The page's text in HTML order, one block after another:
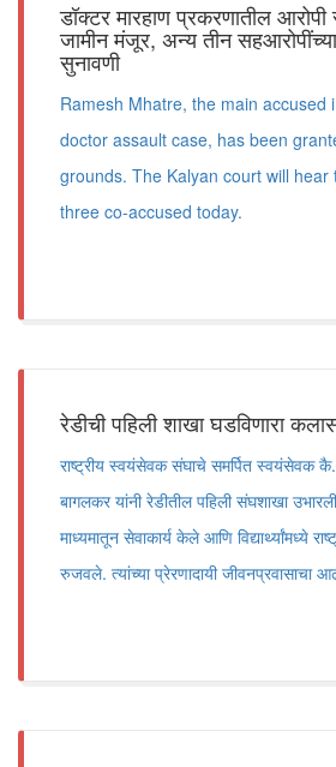
डॉक्टर मारहाण प्रकरणातील आरोपी
जामीन मंजूर, अन्य तीन
सुनावणी
Ramesh Mhatre, the main accused
doctor assault case, has been
grounds. The Kalyan court will
three co-accused today.
रेडीची पहिली शाखा घडविणारा
राष्ट्रीय स्वयंसेवक संघाचे समर्पित स्वयंसेवक कै.
बागलकर यांनी रेडीतील पहिली संघशाखा
माध्यमातून सेवाकार्य केले आणि विद्यार्थ्यांमध्ये
रुजवले. त्यांच्या प्रेरणादायी जीवनप्रवासाचा